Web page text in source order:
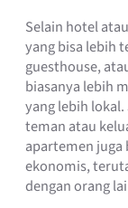
Selain hotel
yang bisa lebih
guesthouse,
biasanya lebih
yang lebih
teman atau
apartemen juga
ekonomis,
dengan orang